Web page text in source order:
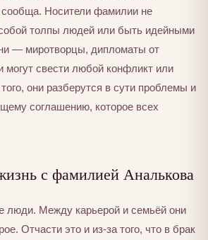
сообща. Носители фамилии не
толпы людей или быть идейными
— миротворцы, дипломаты от
свести любой конфликт или
они разберутся в сути проблемы и
соглашению, которое всех
с фамилией Аналькова
люди. Между карьерой и семьёй они
Отчасти это и из-за того, что в брак